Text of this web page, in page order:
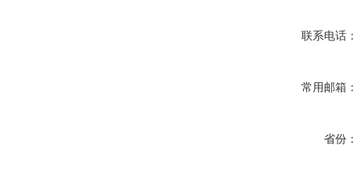
联系电话：
常用邮箱：
省份：